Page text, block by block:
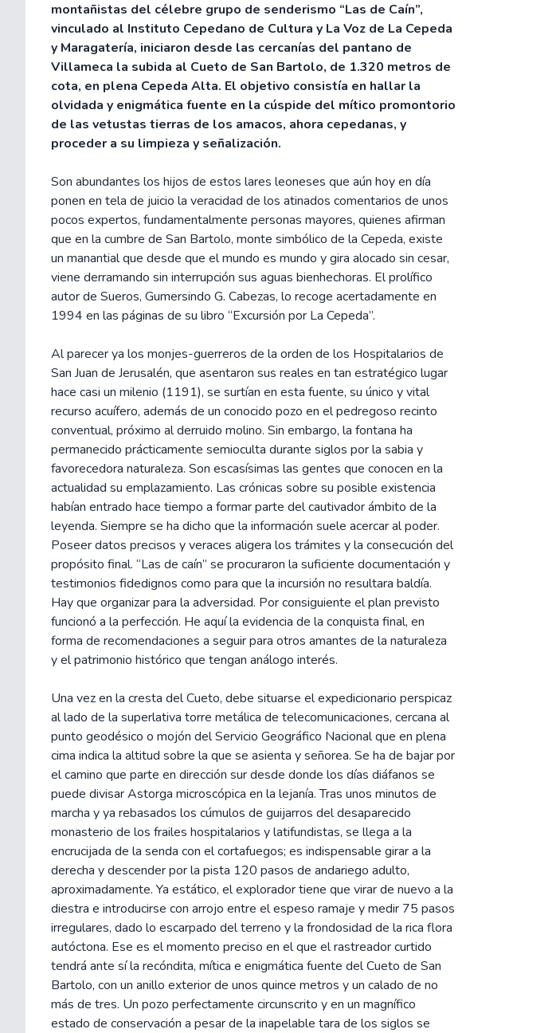
montañistas del célebre grupo de senderismo “Las de Caín”,
vinculado al Instituto Cepedano de Cultura y La Voz de La Cepeda
y Maragatería, iniciaron desde las cercanías del pantano de
Villameca la subida al Cueto de San Bartolo, de 1.320 metros de
cota, en plena Cepeda Alta. El objetivo consistía en hallar la
olvidada y enigmática fuente en la cúspide del mítico promontorio
de las vetustas tierras de los amacos, ahora cepedanas, y
proceder a su limpieza y señalización.
Son abundantes los hijos de estos lares leoneses que aún hoy en día
ponen en tela de juicio la veracidad de los atinados comentarios de unos
pocos expertos, fundamentalmente personas mayores, quienes afirman
que en la cumbre de San Bartolo, monte simbólico de la Cepeda, existe
un manantial que desde que el mundo es mundo y gira alocado sin cesar,
viene derramando sin interrupción sus aguas bienhechoras. El prolífico
autor de Sueros, Gumersindo G. Cabezas, lo recoge acertadamente en
1994 en las páginas de su libro “Excursión por La Cepeda”.
Al parecer ya los monjes-guerreros de la orden de los Hospitalarios de
San Juan de Jerusalén, que asentaron sus reales en tan estratégico lugar
hace casi un milenio (1191), se surtían en esta fuente, su único y vital
recurso acuífero, además de un conocido pozo en el pedregoso recinto
conventual, próximo al derruido molino. Sin embargo, la fontana ha
permanecido prácticamente semioculta durante siglos por la sabia y
favorecedora naturaleza. Son escasísimas las gentes que conocen en la
actualidad su emplazamiento. Las crónicas sobre su posible existencia
habían entrado hace tiempo a formar parte del cautivador ámbito de la
leyenda. Siempre se ha dicho que la información suele acercar al poder.
Poseer datos precisos y veraces aligera los trámites y la consecución del
propósito final. “Las de caín” se procuraron la suficiente documentación y
testimonios fidedignos como para que la incursión no resultara baldía.
Hay que organizar para la adversidad. Por consiguiente el plan previsto
funcionó a la perfección. He aquí la evidencia de la conquista final, en
forma de recomendaciones a seguir para otros amantes de la naturaleza
y el patrimonio histórico que tengan análogo interés.
Una vez en la cresta del Cueto, debe situarse el expedicionario perspicaz
al lado de la superlativa torre metálica de telecomunicaciones, cercana al
punto geodésico o mojón del Servicio Geográfico Nacional que en plena
cima indica la altitud sobre la que se asienta y señorea. Se ha de bajar por
el camino que parte en dirección sur desde donde los días diáfanos se
puede divisar Astorga microscópica en la lejanía. Tras unos minutos de
marcha y ya rebasados los cúmulos de guijarros del desaparecido
monasterio de los frailes hospitalarios y latifundistas, se llega a la
encrucijada de la senda con el cortafuegos; es indispensable girar a la
derecha y descender por la pista 120 pasos de andariego adulto,
aproximadamente. Ya estático, el explorador tiene que virar de nuevo a la
diestra e introducirse con arrojo entre el espeso ramaje y medir 75 pasos
irregulares, dado lo escarpado del terreno y la frondosidad de la rica flora
autóctona. Ese es el momento preciso en el que el rastreador curtido
tendrá ante sí la recóndita, mítica e enigmática fuente del Cueto de San
Bartolo, con un anillo exterior de unos quince metros y un calado de no
más de tres. Un pozo perfectamente circunscrito y en un magnífico
estado de conservación a pesar de la inapelable tara de los siglos se